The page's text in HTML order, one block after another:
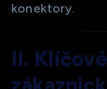
konektory.
II.